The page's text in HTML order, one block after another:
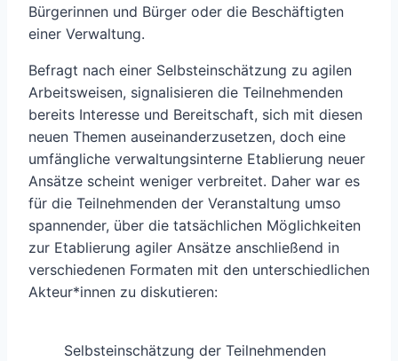
Bürgerinnen und Bürger oder die Beschäftigten
einer Verwaltung.
Befragt nach einer Selbsteinschätzung zu agilen
Arbeitsweisen, signalisieren die Teilnehmenden
bereits Interesse und Bereitschaft, sich mit diesen
neuen Themen auseinanderzusetzen, doch eine
umfängliche verwaltungsinterne Etablierung neuer
Ansätze scheint weniger verbreitet. Daher war es
für die Teilnehmenden der Veranstaltung umso
spannender, über die tatsächlichen Möglichkeiten
zur Etablierung agiler Ansätze anschließend in
verschiedenen Formaten mit den unterschiedlichen
Akteur*innen zu diskutieren:
Selbsteinschätzung der Teilnehmenden